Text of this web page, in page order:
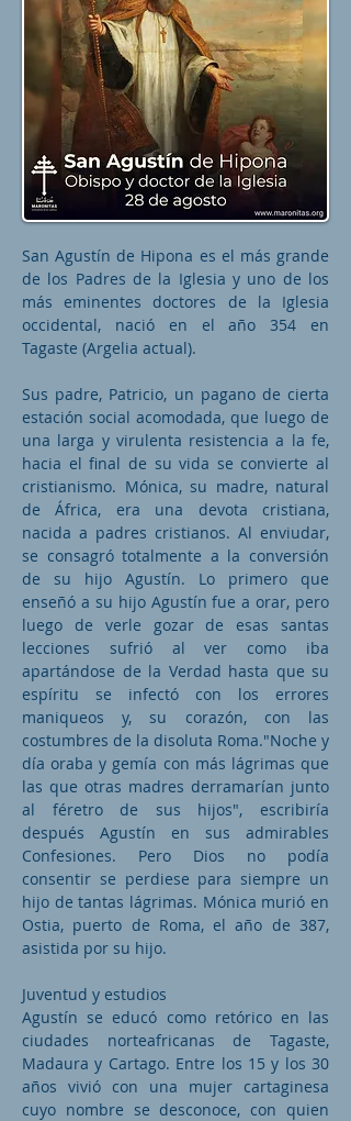
San Agustín de Hipona es el más grande
de los Padres de la Iglesia y uno de los
más eminentes doctores de la Iglesia
occidental, nació en el año 354 en
Tagaste (Argelia actual).
Sus padre, Patricio, un pagano de cierta
estación social acomodada, que luego de
una larga y virulenta resistencia a la fe,
hacia el final de su vida se convierte al
cristianismo. Mónica, su madre, natural
de África, era una devota cristiana,
nacida a padres cristianos. Al enviudar,
se consagró totalmente a la conversión
de su hijo Agustín. Lo primero que
enseñó a su hijo Agustín fue a orar, pero
luego de verle gozar de esas santas
lecciones sufrió al ver como iba
apartándose de la Verdad hasta que su
espíritu se infectó con los errores
maniqueos y, su corazón, con las
costumbres de la disoluta Roma."Noche y
día oraba y gemía con más lágrimas que
las que otras madres derramarían junto
al féretro de sus hijos", escribiría
después Agustín en sus admirables
Confesiones. Pero Dios no podía
consentir se perdiese para siempre un
hijo de tantas lágrimas. Mónica murió en
Ostia, puerto de Roma, el año de 387,
asistida por su hijo.
Juventud y estudios
Agustín se educó como retórico en las
ciudades norteafricanas de Tagaste,
Madaura y Cartago. Entre los 15 y los 30
años vivió con una mujer cartaginesa
cuyo nombre se desconoce, con quien